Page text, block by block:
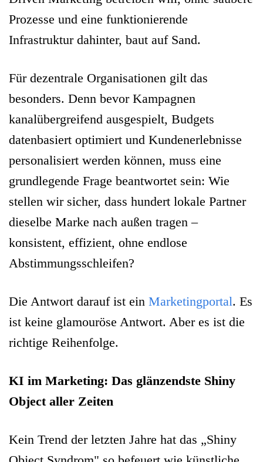
Prozesse und eine funktionierende
Infrastruktur dahinter, baut auf Sand.
Für dezentrale Organisationen gilt das
besonders. Denn bevor Kampagnen
kanalübergreifend ausgespielt, Budgets
datenbasiert optimiert und Kundenerlebnisse
personalisiert werden können, muss eine
grundlegende Frage beantwortet sein: Wie
stellen wir sicher, dass hundert lokale Partner
dieselbe Marke nach außen tragen –
konsistent, effizient, ohne endlose
Abstimmungsschleifen?
Die Antwort darauf ist ein Marketingportal. Es
ist keine glamouröse Antwort. Aber es ist die
richtige Reihenfolge.
KI im Marketing: Das glänzendste Shiny
Object aller Zeiten
Kein Trend der letzten Jahre hat das „Shiny